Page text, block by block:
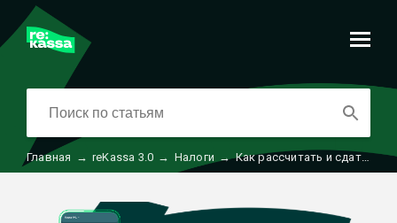
Главная → reKassa 3.0 → Налоги → Как рассчитать и сдать налоги с помощью Рекассы